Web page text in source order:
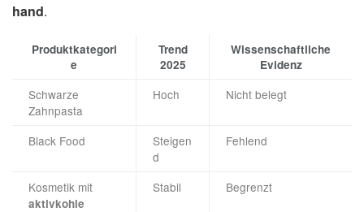
hand.
Produktkategori
e
Trend
2025
Wissenschaftliche
Evidenz
Schwarze
Zahnpasta
Hoch Nicht belegt
Black Food
Steigen
d
Fehlend
Kosmetik mit
aktivkohle
Stabil Begrenzt